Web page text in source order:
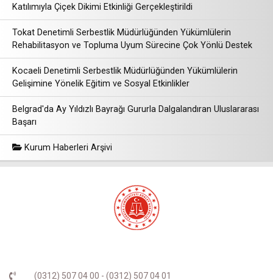
Katılımıyla Çiçek Dikimi Etkinliği Gerçekleştirildi
Tokat Denetimli Serbestlik Müdürlüğünden Yükümlülerin
Rehabilitasyon ve Topluma Uyum Sürecine Çok Yönlü Destek
Kocaeli Denetimli Serbestlik Müdürlüğünden Yükümlülerin
Gelişimine Yönelik Eğitim ve Sosyal Etkinlikler
Belgrad'da Ay Yıldızlı Bayrağı Gururla Dalgalandıran Uluslararası
Başarı
Kurum Haberleri Arşivi
(0312) 507 04 00 - (0312) 507 04 01